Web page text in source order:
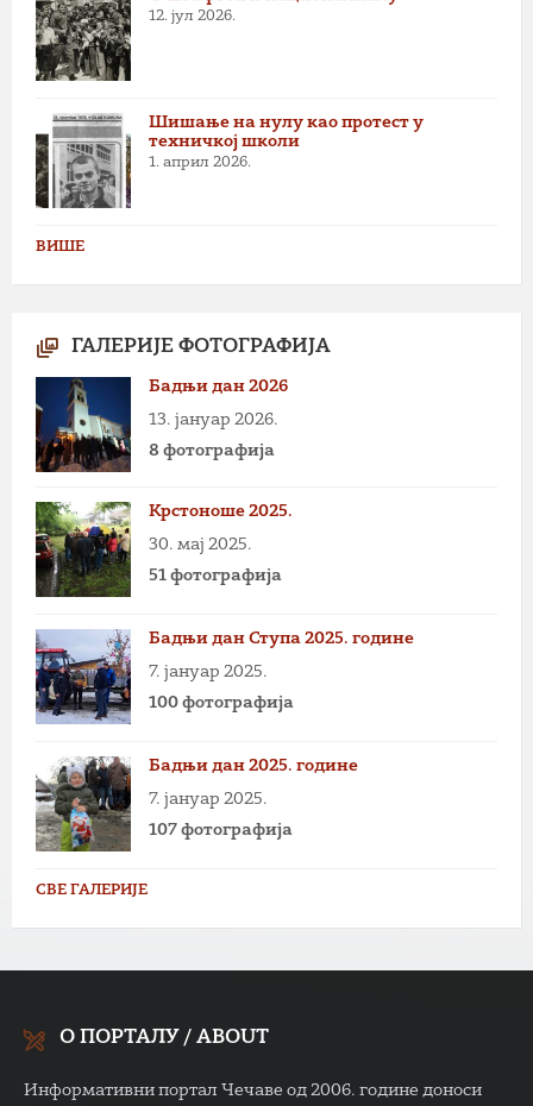
12. јул 2026.
Шишање на нулу као протест у
техничкој школи
1. април 2026.
ВИШЕ
ГАЛЕРИЈЕ ФОТОГРАФИЈА
Бадњи дан 2026
13. јануар 2026.
8 фотографија
Крстоноше 2025.
30. мај 2025.
51 фотографија
Бадњи дан Ступа 2025. године
7. јануар 2025.
100 фотографија
Бадњи дан 2025. године
7. јануар 2025.
107 фотографија
СВЕ ГАЛЕРИЈЕ
О ПОРТАЛУ / ABOUT
Информативни портал Чечаве од 2006. године доноси